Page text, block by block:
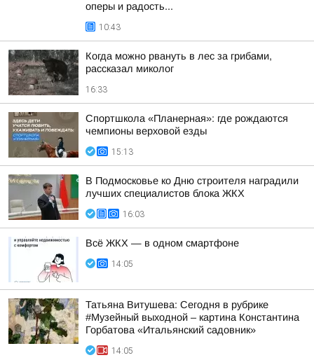
оперы и радость...
10:43
Когда можно рвануть в лес за грибами,
рассказал миколог
16:33
Спортшкола «Планерная»: где рождаются
чемпионы верховой езды
15:13
В Подмосковье ко Дню строителя наградили
лучших специалистов блока ЖКХ
16:03
Всё ЖКХ — в одном смартфоне
14:05
Татьяна Витушева: Сегодня в рубрике
#Музейный выходной – картина Константина
Горбатова «Итальянский садовник»
14:05